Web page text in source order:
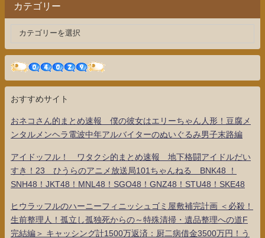
カテゴリー
おすすめサイト
おネコさん的まとめ速報 僕の彼女はエリーちゃん人形！豆腐メ
ンタルメンヘラ電波中年アルバイターのぬいぐるみ男子末路編
アイドッフル！ ワタクシ的まとめ速報 地下格闘アイドルだい
すき！23 ひうらのアニメ放送局101ちゃんねる BNK48 ！
SNH48！JKT48！MNL48！SGO48！GNZ48！STU48！SKE48
ヒウラッフルのハーニーフィニッシュゴミ屋敷補完計画 ＜必殺！
生前整理人！孤立し孤独死からの～特殊清掃・遺品整理への道F
完結編＞ キャッシング計1500万返済：厨二病借金3500万円！う